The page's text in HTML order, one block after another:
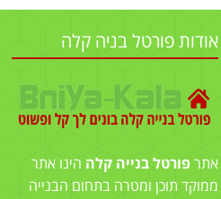
אודות פורטל בניה קלה
אתר פורטל בנייה קלה הינו אתר
ממוקד תוכן ומטרה בתחום הבנייה